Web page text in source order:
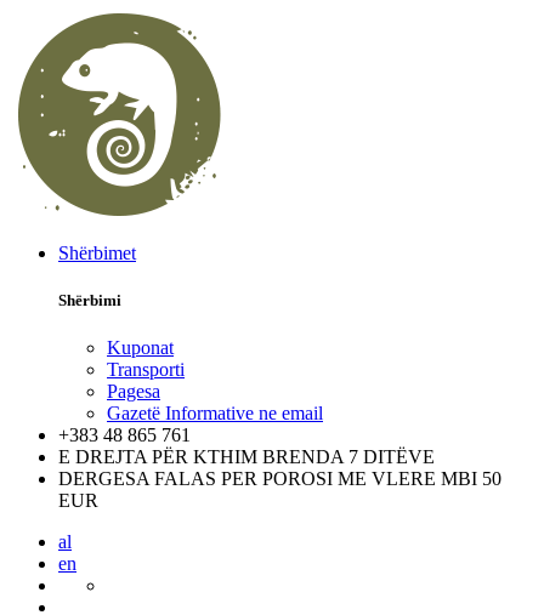
Shërbimet
Shërbimi
Kuponat
Transporti
Pagesa
Gazetë Informative ne email
+383 48 865 761
E DREJTA PËR KTHIM BRENDA 7 DITËVE
DERGESA FALAS PER POROSI ME VLERE MBI 50
EUR
al
en